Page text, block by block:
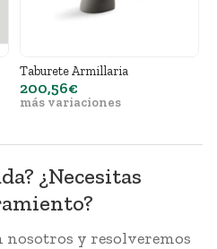
A4461-Kit de Fijación a tierra
Consultar precio
¿Necesitas
nosotros y resolveremos